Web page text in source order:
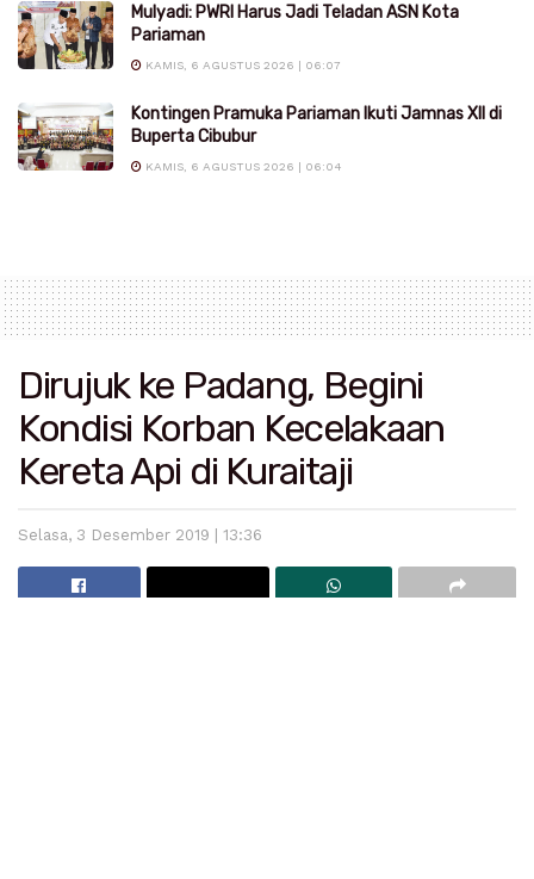
Mulyadi: PWRI Harus Jadi Teladan ASN Kota
Pariaman
KAMIS, 6 AGUSTUS 2026 | 06:07
Kontingen Pramuka Pariaman Ikuti Jamnas XII di
Buperta Cibubur
KAMIS, 6 AGUSTUS 2026 | 06:04
Dirujuk ke Padang, Begini
Kondisi Korban Kecelakaan
Kereta Api di Kuraitaji
Selasa, 3 Desember 2019 | 13:36